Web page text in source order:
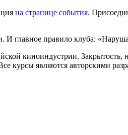
на странице события.
главное правило клуба:
киноиндустрии.
курсы являются авторскими